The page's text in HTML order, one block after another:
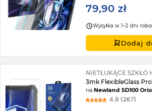
79,90 zł
Wysyłka w 1–2 dni
Dodaj
NIETŁUKĄCE SZKŁO
3mk FlexibleGlass
naNewland SD100
4.9 (267)